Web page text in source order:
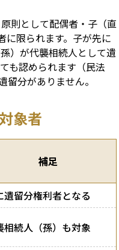
則として配偶者・子（直
に限られます。子が先に
）が代襲相続人として遺
も認められます（民法
分がありません。
補足
遺留分権利者となる
相続人（孫）も対象
象者